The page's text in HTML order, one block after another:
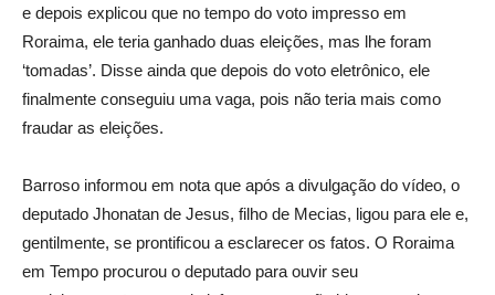
e depois explicou que no tempo do voto impresso em
Roraima, ele teria ganhado duas eleições, mas lhe foram
‘tomadas’. Disse ainda que depois do voto eletrônico, ele
finalmente conseguiu uma vaga, pois não teria mais como
fraudar as eleições.
Barroso informou em nota que após a divulgação do vídeo, o
deputado Jhonatan de Jesus, filho de Mecias, ligou para ele e,
gentilmente, se prontificou a esclarecer os fatos. O Roraima
em Tempo procurou o deputado para ouvir seu